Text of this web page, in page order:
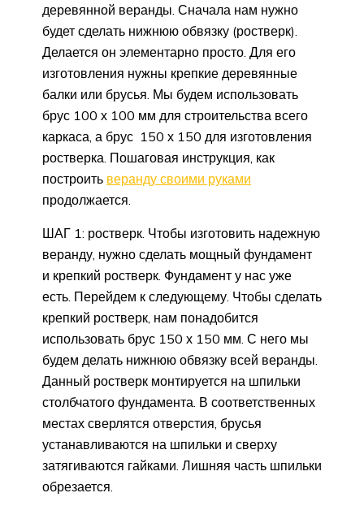
деревянной веранды. Сначала нам нужно
будет сделать нижнюю обвязку (ростверк).
Делается он элементарно просто. Для его
изготовления нужны крепкие деревянные
балки или брусья. Мы будем использовать
брус 100 х 100 мм для строительства всего
каркаса, а брус 150 х 150 для изготовления
ростверка. Пошаговая инструкция, как
построить веранду своими руками
продолжается.
ШАГ 1: ростверк. Чтобы изготовить надежную
веранду, нужно сделать мощный фундамент
и крепкий ростверк. Фундамент у нас уже
есть. Перейдем к следующему. Чтобы сделать
крепкий ростверк, нам понадобится
использовать брус 150 х 150 мм. С него мы
будем делать нижнюю обвязку всей веранды.
Данный ростверк монтируется на шпильки
столбчатого фундамента. В соответственных
местах сверлятся отверстия, брусья
устанавливаются на шпильки и сверху
затягиваются гайками. Лишняя часть шпильки
обрезается.